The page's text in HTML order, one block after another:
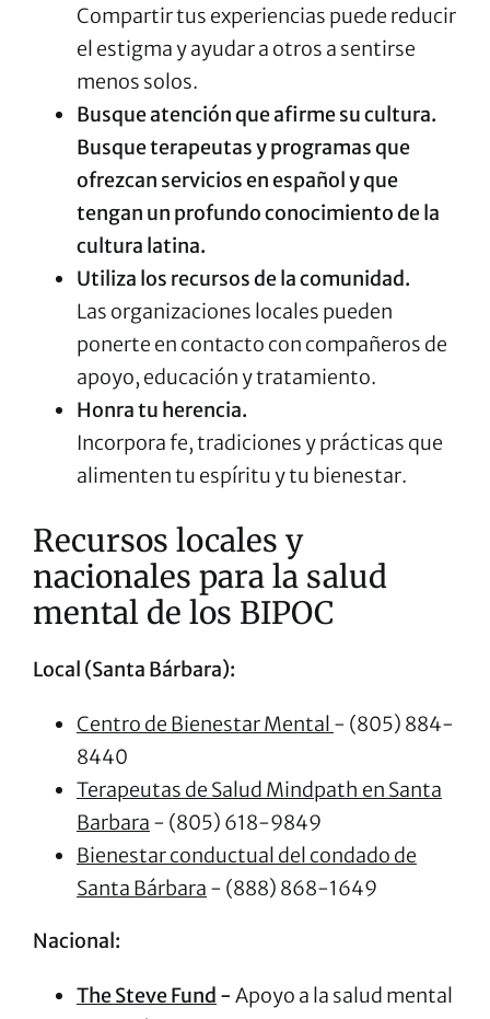
Compartir tus experiencias puede reducir
el estigma y ayudar a otros a sentirse
menos solos.
Busque atención que afirme su cultura.
Busque terapeutas y programas que
ofrezcan servicios en español y que
tengan un profundo conocimiento de la
cultura latina.
Utiliza los recursos de la comunidad.
Las organizaciones locales pueden
ponerte en contacto con compañeros de
apoyo, educación y tratamiento.
Honra tu herencia.
Incorpora fe, tradiciones y prácticas que
alimenten tu espíritu y tu bienestar.
Recursos locales y
nacionales para la salud
mental de los BIPOC
Local (Santa Bárbara):
Centro de Bienestar Mental - (805) 884-
8440
Terapeutas de Salud Mindpath en Santa
Barbara - (805) 618-9849
Bienestar conductual del condado de
Santa Bárbara - (888) 868-1649
Nacional:
The Steve Fund - Apoyo a la salud mental